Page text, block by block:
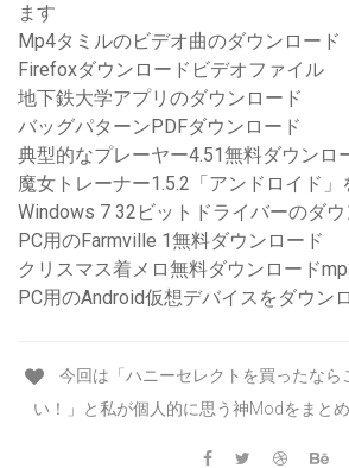
ます
Mp4タミルのビデオ曲のダウンロード
Firefoxダウンロードビデオファイル
地下鉄大学アプリのダウンロード
バッグパターンPDFダウンロード
典型的なプレーヤー4.51無料ダウンロ
魔女トレーナー1.5.2「アンドロイド」
Windows 7 32ビットドライバーのダウ
PC用のFarmville 1無料ダウンロード
クリスマス着メロ無料ダウンロード
PC用のAndroid仮想デバイスをダウン
今回は「ハニーセレクトを買ったなら
い！」と私が個人的に思う神Modをまと